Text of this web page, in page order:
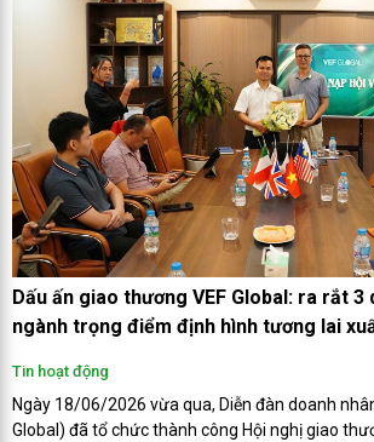
tỏa sáng trên sân khấu và kỹ năng thấu cảm
Dấu ấn giao thương VEF Global: ra rắt 3
ngành trọng điểm định hình tương lai
Tin hoạt động
Ngày 18/06/2026 vừa qua, Diễn đàn doanh
Global) đã tổ chức thành công Hội nghị giao